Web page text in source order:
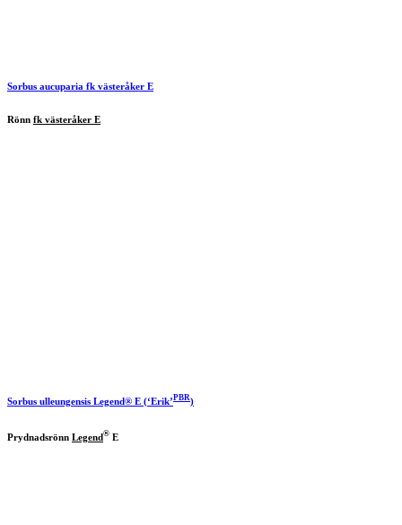
Sorbus aucuparia fk västeråker E
Rönn fk västeråker E
Sorbus ulleungensis Legend® E (‘Erik’PBR)
Prydnadsrönn Legend® E